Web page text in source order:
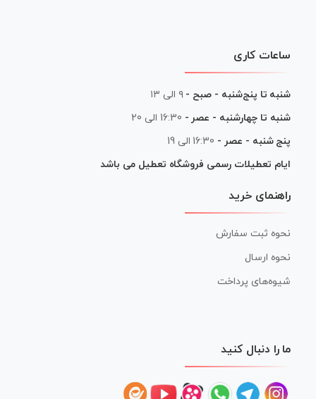
ساعات کاری
شنبه تا پنج‌شنبه - صبح - ۹ الی ۱۳
شنبه تا چهارشنبه - عصر - 16:30 الی 20
پنج شنبه - عصر - 16:30 الی 19
ایام تعطیلات رسمی فروشگاه تعطیل می باشد
راهنمای خرید
نحوه ثبت سفارش
نحوه ارسال
شیوه‌های پرداخت
ما را دنبال کنید